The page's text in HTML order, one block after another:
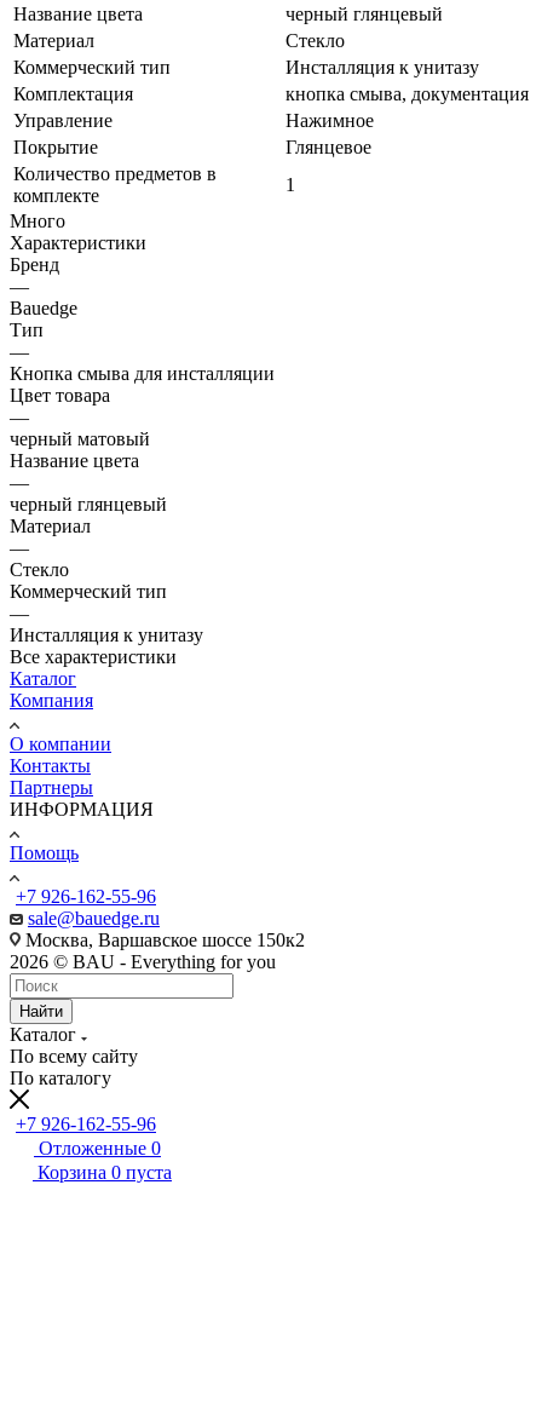
Название цвета
черный глянцевый
Материал
Стекло
Коммерческий тип
Инсталляция к унитазу
Комплектация
кнопка смыва, документация
Управление
Нажимное
Покрытие
Глянцевое
Количество предметов в
комплекте
1
Много
Характеристики
Бренд
—
Bauedge
Тип
—
Кнопка смыва для инсталляции
Цвет товара
—
черный матовый
Название цвета
—
черный глянцевый
Материал
—
Стекло
Коммерческий тип
—
Инсталляция к унитазу
Все характеристики
Каталог
Компания
О компании
Контакты
Партнеры
ИНФОРМАЦИЯ
Помощь
+7 926-162-55-96
sale@bauedge.ru
Москва, Варшавское шоссе 150к2
2026 © BAU - Everything for you
Найти
Каталог
По всему сайту
По каталогу
+7 926-162-55-96
Отложенные 0
Корзина 0 пуста